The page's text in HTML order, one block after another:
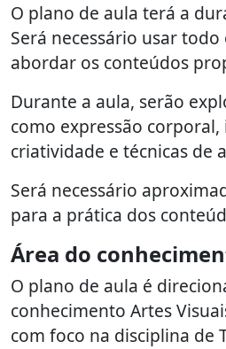
O plano de aula terá a
Será necessário usar
abordar os conteúdos
Durante a aula, serão
como expressão
criatividade e técnicas de
Será necessário
para a prática dos
Área do
O plano de aula é
conhecimento Artes
com foco na disciplina de